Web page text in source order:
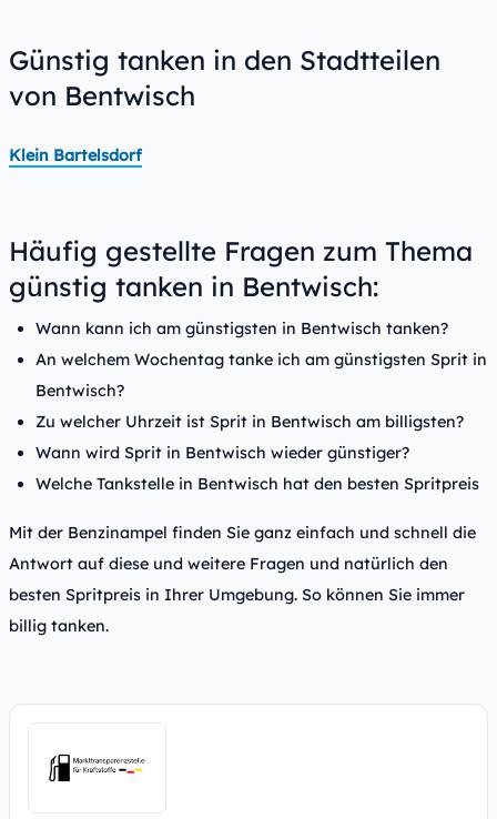
Günstig tanken in den Stadtteilen
von Bentwisch
Klein Bartelsdorf
Häufig gestellte Fragen zum Thema
günstig tanken in Bentwisch:
Wann kann ich am günstigsten in Bentwisch tanken?
An welchem Wochentag tanke ich am günstigsten Sprit in
Bentwisch?
Zu welcher Uhrzeit ist Sprit in Bentwisch am billigsten?
Wann wird Sprit in Bentwisch wieder günstiger?
Welche Tankstelle in Bentwisch hat den besten Spritpreis
Mit der Benzinampel finden Sie ganz einfach und schnell die
Antwort auf diese und weitere Fragen und natürlich den
besten Spritpreis in Ihrer Umgebung. So können Sie immer
billig tanken.